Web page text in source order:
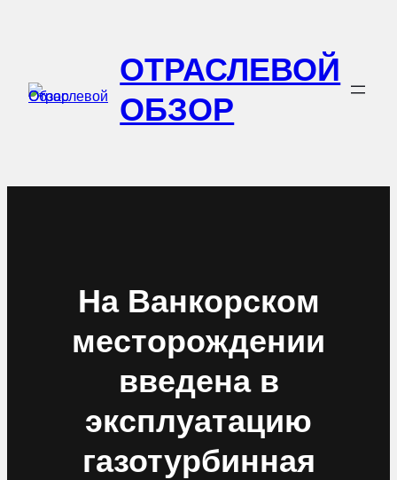
ОТРАСЛЕВОЙ
ОБЗОР
На Ванкорском
месторождении
введена в
эксплуатацию
газотурбинная